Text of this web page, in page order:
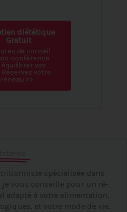
diététique
Gratuit
de conseil
conférence
équilibrer vos
Réservez votre
>>
spécialisée dans
je vous conseille pour un ré-
à votre alimentation,
et votre mode de vie.